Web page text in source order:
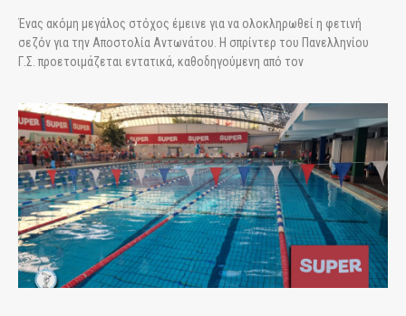
Ένας ακόμη μεγάλος στόχος έμεινε για να ολοκληρωθεί η φετινή
σεζόν για την Αποστολία Αντωνάτου. Η σπρίντερ του Πανελληνίου
Γ.Σ. προετοιμάζεται εντατικά, καθοδηγούμενη από τον